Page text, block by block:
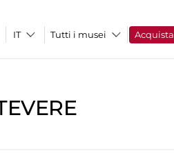
Tutti i musei Acquista